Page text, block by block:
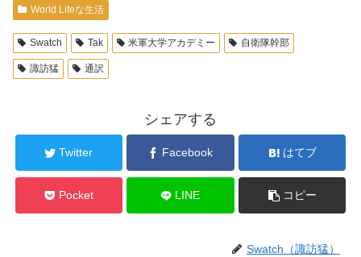
World Lifeな生活
Swatch Tak 米軍大学アカデミー 自衛隊幹部
諏訪猛 通訳
シェアする
Twitter Facebook はてブ
Pocket LINE コピー
Swatch（諏訪猛）